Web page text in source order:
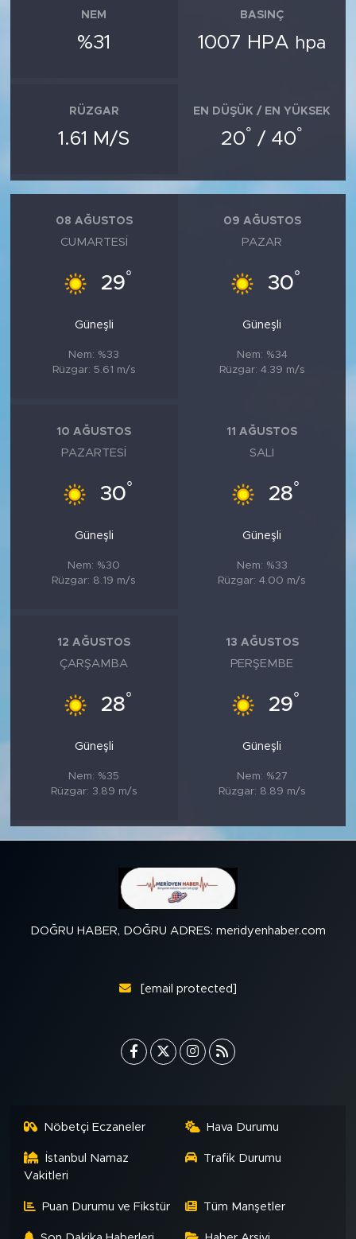
NEM
%31
BASINÇ
1007 HPA hpa
RÜZGAR
1.61 M/S
EN DÜŞÜK / EN YÜKSEK
20° / 40°
08 AĞUSTOS
CUMARTESI
29°
Güneşli
Nem: %33
Rüzgar: 5.61 m/s
09 AĞUSTOS
PAZAR
30°
Güneşli
Nem: %34
Rüzgar: 4.39 m/s
10 AĞUSTOS
PAZARTESI
30°
Güneşli
Nem: %30
Rüzgar: 8.19 m/s
11 AĞUSTOS
SALI
28°
Güneşli
Nem: %33
Rüzgar: 4.00 m/s
12 AĞUSTOS
ÇARŞAMBA
28°
Güneşli
Nem: %35
Rüzgar: 3.89 m/s
13 AĞUSTOS
PERŞEMBE
29°
Güneşli
Nem: %27
Rüzgar: 8.89 m/s
DOĞRU HABER, DOĞRU ADRES: meridyenhaber.com
[email protected]
Nöbetçi Eczaneler Hava Durumu
İstanbul Namaz
Vakitleri
Trafik Durumu
Puan Durumu ve Fikstür Tüm Manşetler
TARİH
SİYASET
FOTO GALERİ
ALINTI YAZARLAR